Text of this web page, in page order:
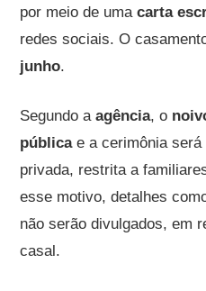
por meio de umacarta
redes sociais. O
junho.
Segundo aagência, o
públicae a cerimônia será
privada, restrita a
esse motivo, detalhes
não serão divulgados, em
casal.